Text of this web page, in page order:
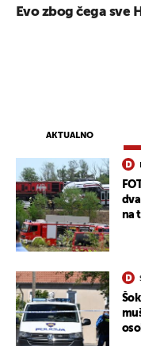
AKTUALNO
na
Evo zbog čega sve